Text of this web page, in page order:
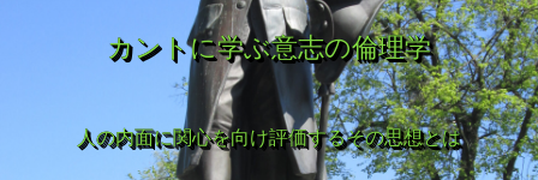
カントに学ぶ意志の倫理学
人の内面に関心を向け評価するその思想とは